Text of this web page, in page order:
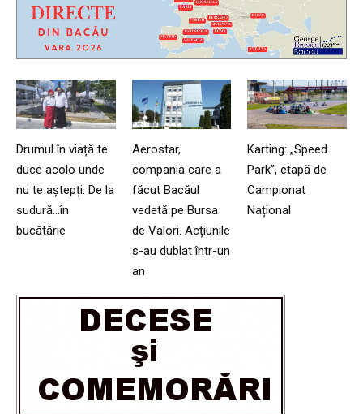
Drumul în viață te
duce acolo unde
nu te aștepți. De la
sudură…în
bucătărie
Aerostar,
compania care a
făcut Bacăul
vedetă pe Bursa
de Valori. Acțiunile
s-au dublat într-un
an
Karting: „Speed
Park”, etapă de
Campionat
Național